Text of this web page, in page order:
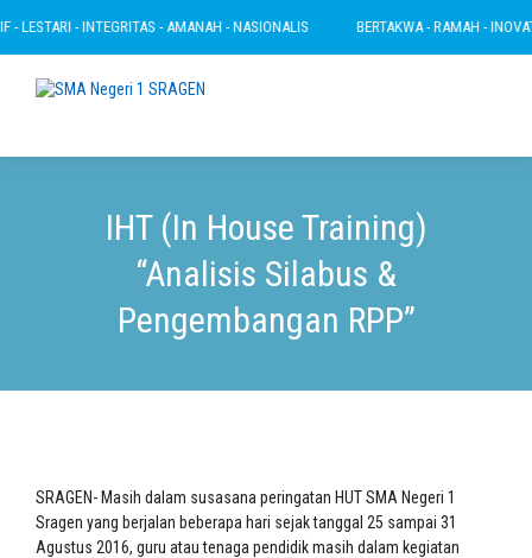
- INTEGRITAS - AMANAH - NASIONALIS BERTAKWA - RAMAH -
IHT (In House Training)
“Analisis Silabus &
Pengembangan RPP”
SRAGEN- Masih dalam susasana peringatan HUT SMA Negeri 1
Sragen yang berjalan beberapa hari sejak tanggal 25 sampai 31
Agustus 2016, guru atau tenaga pendidik masih dalam kegiatan